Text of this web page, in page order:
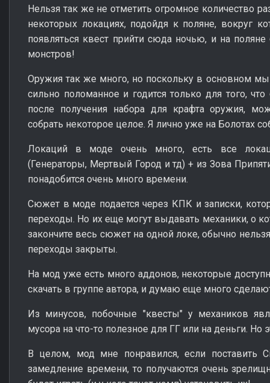
Нельзя так же не отметить огромное количество
некоторых локациях, подойдя к поляне, вокруг
появляться квест прийти сюда ночью, и на
монстров!
Оружия так же много, но поскольку в основном
сильно поломанное и годится только для того,
после получения набора для крафта оружия,
собрать некоторое целое. Я лично уже на Болотах
Локаций в моде очень много, есть все
(Генераторы, Мертвый Город и тд) + из Зова
понадобится очень много времени.
Сюжет в моде подается через КПК и записки,
переходы. Но их еще могут выдавать механики, о
закончите весь сюжет на одной локе, обычно
переходы закрыты.
На мод уже есть много аддонов, некоторые
скачать в группе автора, и думаю еще много
Из минусов, побочные "квесты" у механиков
мусора на что-то полезное для ГГ или на деньги.
В целом, мод мне понравился, если поставить
замедление времени, то получаются очень